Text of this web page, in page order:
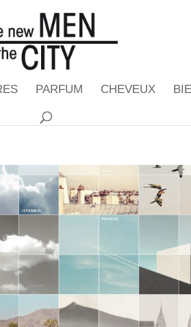
PARFUM CHEVEUX